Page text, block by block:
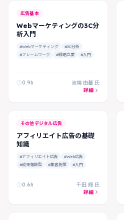
広告基本
Webマーケティングの3C分
析入門
#Webマーケティング
#3C分析
#フレームワーク
#戦略立案 #入門
0.9h
池端 由基 氏
詳細
その他デジタル広告
アフィリエイト広告の基礎
知識
#アフィリエイト広告
#Web広告
#成果報酬型
#集客施策 #入門
0.6h
千田 輝 氏
詳細